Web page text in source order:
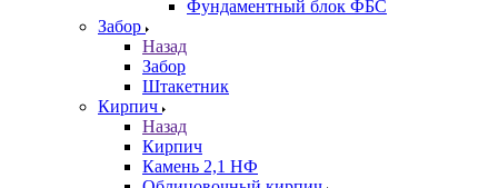
Фундаментный блок ФБС
Забор
Назад
Забор
Штакетник
Кирпич
Назад
Кирпич
Камень 2,1 НФ